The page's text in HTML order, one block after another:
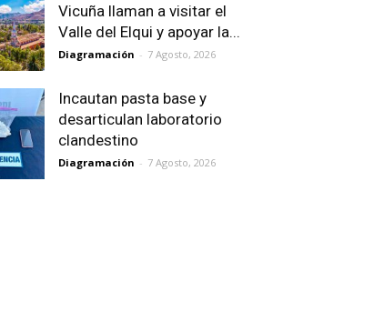
Vicuña llaman a visitar el
Valle del Elqui y apoyar la...
Diagramación - 7 Agosto, 2026
Incautan pasta base y
desarticulan laboratorio
clandestino
Diagramación - 7 Agosto, 2026